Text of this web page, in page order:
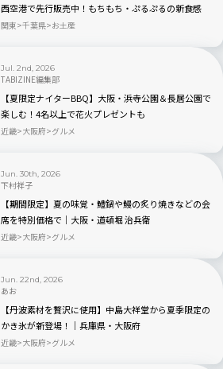
西空港で先行販売中！もちもち・ぷるぷるの新食感
「もちふる」
関東 千葉県 お土産
Jul. 2nd, 2026
TABIZINE編集部
【夏限定ナイターBBQ】大阪・浜寺公園＆長居公園で
楽しむ！4名以上で花火プレゼントも
近畿 大阪府 グルメ
Jun. 30th, 2026
下村祥子
【期間限定】夏の味覚・鱧鍋や鰻の炙り焼きなどの会
席を特別価格で｜大阪・道頓堀 治兵衛
近畿 大阪府 グルメ
Jun. 22nd, 2026
あお
【丹波素材を贅沢に使用】中島大祥堂から夏季限定の
かき氷が新登場！｜兵庫県・大阪府
近畿 大阪府 グルメ